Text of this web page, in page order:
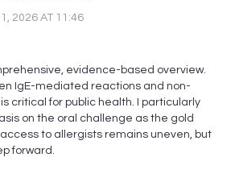
2026 AT 11:46
evidence-based overview.
IgE-mediated reactions and non-
critical for public health. I particularly
on the oral challenge as the gold
to allergists remains uneven, but
forward.